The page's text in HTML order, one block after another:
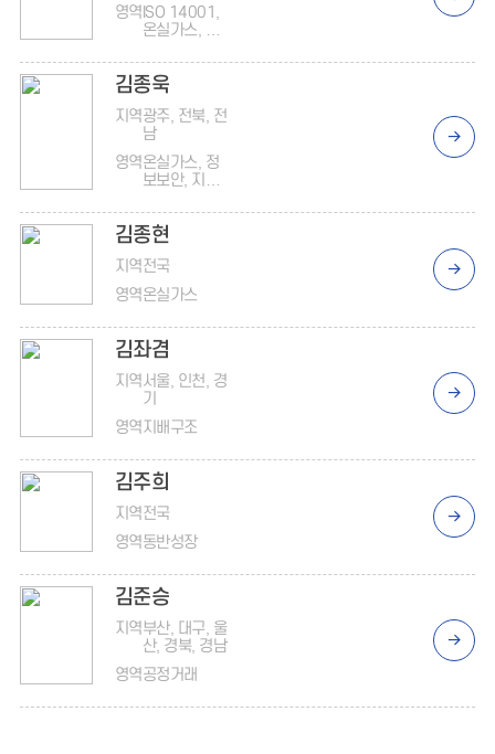
영역 ISO 14001,
온실가스, 조
지
김종욱
지역광주, 전북, 전
남
영역온실가스, 정
보보안, 지배
14001
김종현
지역전국
영역온실가스
김좌겸
지역서울, 인천, 경
기
영역지배구조
김주희
지역전국
영역동반성장
김준승
지역부산, 대구, 울
산, 경북, 경남
영역공정거래